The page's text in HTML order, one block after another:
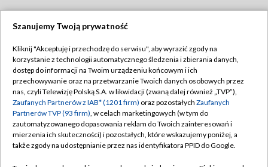
TVP
Abonament TVP
Emisja w TVP
Centrum informacji TVP
Naziemna Telewizja Cyfrowa
Regulamin TVP
Polityka prywatności
Moje zgody
Pomoc
Szanujemy Twoją prywatność
Kliknij "Akceptuję i przechodzę do serwisu", aby wyrazić zgody na
korzystanie z technologii automatycznego śledzenia i zbierania danych,
dostęp do informacji na Twoim urządzeniu końcowym i ich
przechowywanie oraz na przetwarzanie Twoich danych osobowych przez
nas, czyli Telewizję Polską S.A. w likwidacji (zwaną dalej również „TVP”),
Zaufanych Partnerów z IAB* (1201 firm) oraz pozostałych Zaufanych
Partnerów TVP (93 firm), w celach marketingowych (w tym do
zautomatyzowanego dopasowania reklam do Twoich zainteresowań i
mierzenia ich skuteczności) i pozostałych, które wskazujemy poniżej, a
także zgody na udostępnianie przez nas identyfikatora PPID do Google.